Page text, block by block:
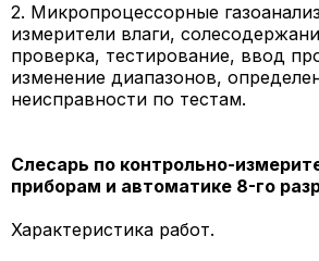
2. Микропроцессорные
измерители влаги,
проверка, тестирование, ввод
изменение диапазонов,
неисправности по тестам.
Слесарь по контрольно-
приборам и автоматике 8-го
Характеристика работ.